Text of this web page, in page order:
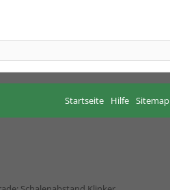
Startseite Hilfe Sitemap